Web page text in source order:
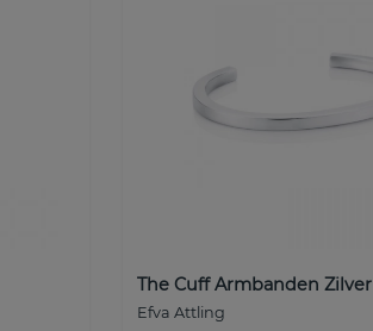
The Cuff Armbanden Zilver
Efva Attling